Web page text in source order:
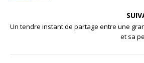
Un tendre instant de partage entre une
et sa